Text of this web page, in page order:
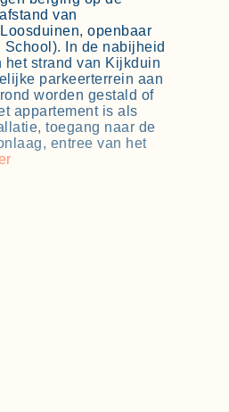
van
openbaar
In de nabijheid
het strand van Kijkduin
parkeerterrein aan
worden gestald of
appartement is als
toegang naar de
entree van het